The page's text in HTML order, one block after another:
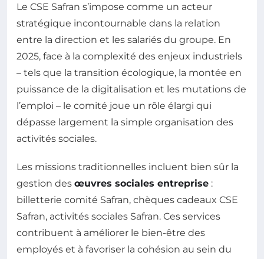
Le CSE Safran s’impose comme un acteur
stratégique incontournable dans la relation
entre la direction et les salariés du groupe. En
2025, face à la complexité des enjeux industriels
– tels que la transition écologique, la montée en
puissance de la digitalisation et les mutations de
l’emploi – le comité joue un rôle élargi qui
dépasse largement la simple organisation des
activités sociales.
Les missions traditionnelles incluent bien sûr la
gestion des œuvres sociales entreprise :
billetterie comité Safran, chèques cadeaux CSE
Safran, activités sociales Safran. Ces services
contribuent à améliorer le bien-être des
employés et à favoriser la cohésion au sein du